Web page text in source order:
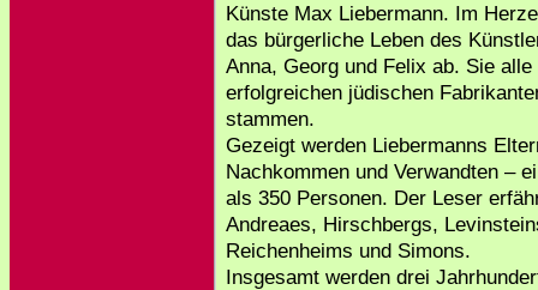
Künste Max Liebermann. Im
das bürgerliche Leben des
Anna, Georg und Felix ab. Sie
erfolgreichen jüdischen
stammen.
Gezeigt werden Liebermanns
Nachkommen und Verwandten –
als 350 Personen. Der Leser
Andreaes, Hirschbergs,
Reichenheims und Simons.
Insgesamt werden drei